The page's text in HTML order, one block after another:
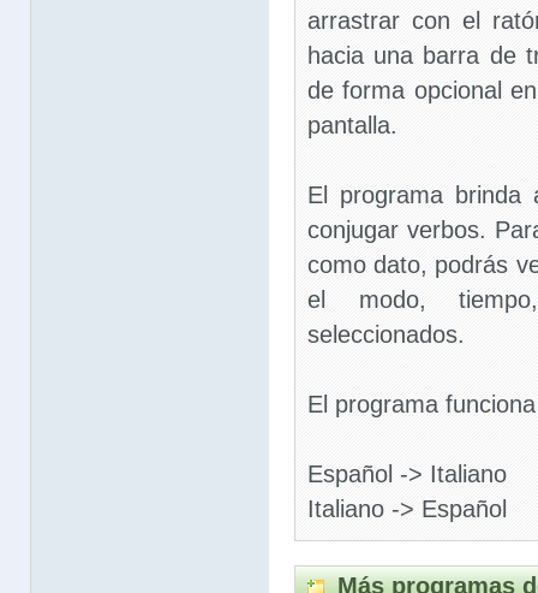
arrastrar con el
hacia una barra de
de forma opcional
pantalla.
El programa brinda
conjugar verbos.
como dato, podrás
el modo,
seleccionados.
El programa
Español -> Italiano
Italiano -> Español
Más programas